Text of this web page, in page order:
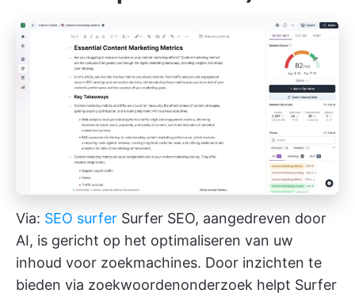
Via: SEO surfer Surfer SEO, aangedreven door
AI, is gericht op het optimaliseren van uw
inhoud voor zoekmachines. Door inzichten te
bieden via zoekwoordenonderzoek helpt Surfer